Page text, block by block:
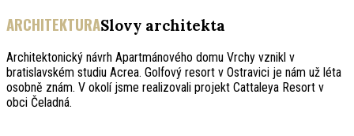
ARCHITEKTURASlovy architekta
Architektonický návrh Apartmánového domu Vrchy vznikl v
bratislavském studiu Acrea. Golfový resort v Ostravici je nám už léta
osobně znám. V okolí jsme realizovali projekt Cattaleya Resort v
obci Čeladná.